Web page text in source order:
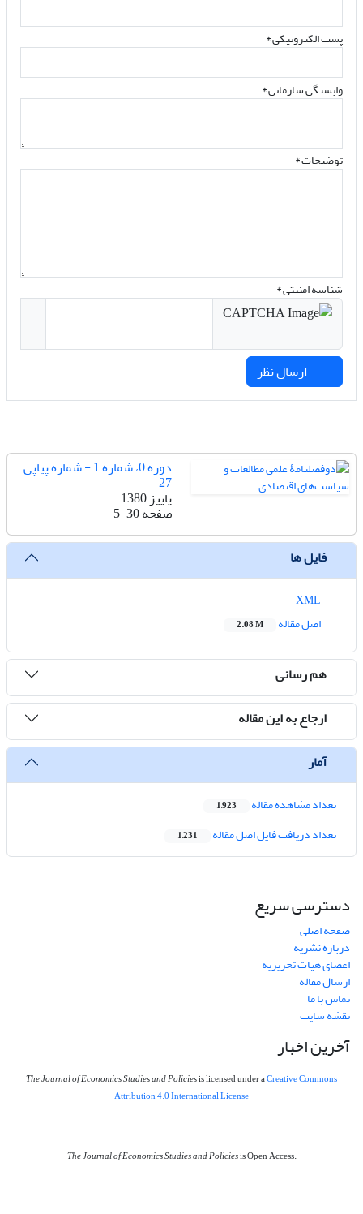
پست الکترونیکی*
وابستگی سازمانی *
توضیحات *
شناسه امنیتی *
دوره 0، شماره 1 - شماره پیاپی
27
پاییز 1380
صفحه5-30
فایل ها
اصل مقاله
2.08 M
هم رسانی
ارجاع به این مقاله
آمار
تعداد مشاهده مقاله 1,923
تعداد دریافت فایل اصل مقاله 1,231
دسترسی سریع
صفحه اصلی
درباره نشریه
اعضای هیات تحریریه
ارسال مقاله
تماس با ما
نقشه سایت
آخرین اخبار
The Journal of Economics Studies and Policiesis licensed under aCreative Commons
Attribution 4.0 International License
The Journal of Economics Studies and Policiesis Open Access.